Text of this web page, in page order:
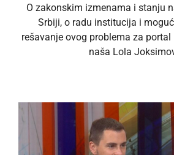
O zakonskim izmenama i stanju
Srbiji, o radu institucija i
rešavanje ovog problema za
naša Lola